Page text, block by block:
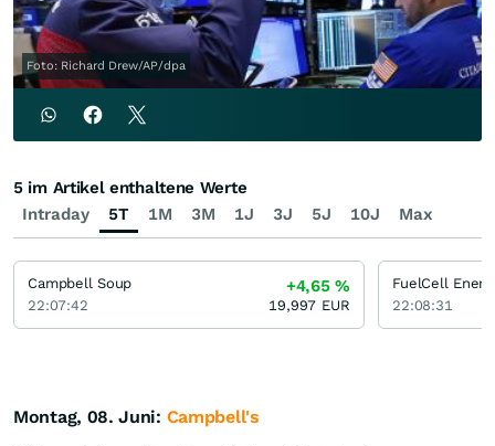
Foto: Richard Drew/AP/dpa
Montag, 08. Juni: Campbell's
Intraday 5T 1M 3M 1J 3J 5J 10J Max
5 im Artikel enthaltene Werte
Campbell Soup
22:07:42
+4,65%
19,997 EUR
FuelCell
22:08:31